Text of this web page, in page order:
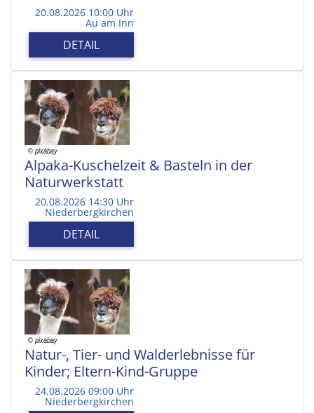
20.08.2026 10:00 Uhr
Au am Inn
DETAIL
Alpaka-Kuschelzeit & Basteln in der
Naturwerkstatt
20.08.2026 14:30 Uhr
Niederbergkirchen
DETAIL
Natur-, Tier- und Walderlebnisse für
Kinder; Eltern-Kind-Gruppe
24.08.2026 09:00 Uhr
Niederbergkirchen